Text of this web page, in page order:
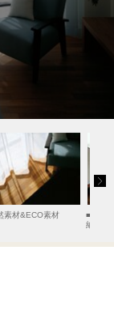
最新情報など、住
。
素材&ECO素材 ■
納